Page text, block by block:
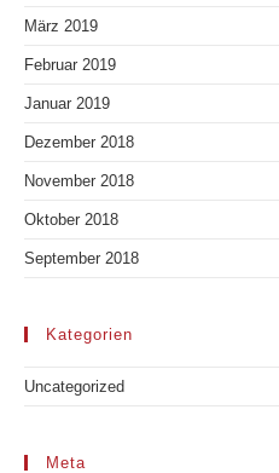
März 2019
Februar 2019
Januar 2019
Dezember 2018
November 2018
Oktober 2018
September 2018
Kategorien
Uncategorized
Meta